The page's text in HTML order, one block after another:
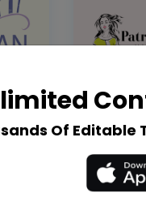
Of Editable